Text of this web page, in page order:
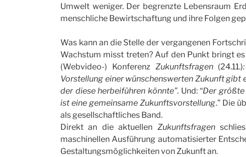
Umwelt weniger. Der begrenzte Lebensraum
menschliche Bewirtschaftung und ihre Folgen
Was kann an die Stelle der vergangenen
Wachstum misst treten? Auf den Punkt bringt es
(Webvideo-) Konferenz Zukunftsfragen(24.11.)
Vorstellung einer wünschenswerten Zukunft gibt
der diese herbeiführen könnte”. Und: “Der
ist eine gemeinsame Zukunftsvorstellung.” Die
als gesellschaftliches Band.
Direkt an die aktuellen Zukunftsfragen
maschinellen Ausführung automatisierter
Gestaltungsmöglichkeiten von Zukunft an.